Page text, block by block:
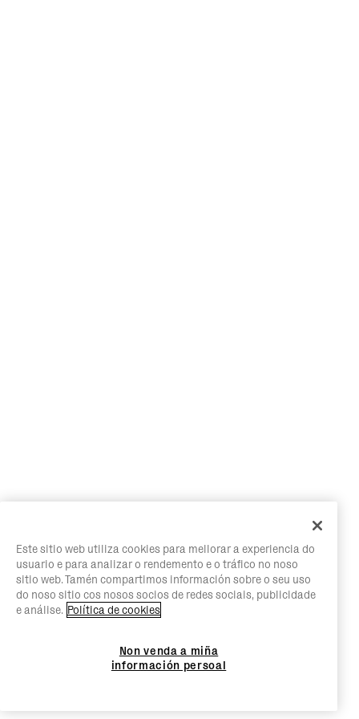
Este sitio web utiliza cookies para mellorar a experiencia do
usuario e para analizar o rendemento e o tráfico no noso
sitio web. Tamén compartimos información sobre o seu uso
do noso sitio cos nosos socios de redes sociais, publicidade
e análise. Política de cookies
Non venda a miña
información persoal